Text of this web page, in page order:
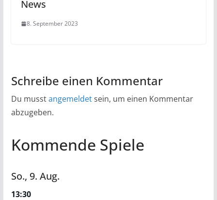
News
8. September 2023
Schreibe einen Kommentar
Du musstangemeldetsein, um einen Kommentar
abzugeben.
Kommende Spiele
So., 9. Aug.
13:30